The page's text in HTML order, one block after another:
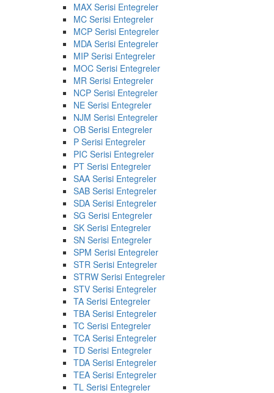
MAX Serisi Entegreler
MC Serisi Entegreler
MCP Serisi Entegreler
MDA Serisi Entegreler
MIP Serisi Entegreler
MOC Serisi Entegreler
MR Serisi Entegreler
NCP Serisi Entegreler
NE Serisi Entegreler
NJM Serisi Entegreler
OB Serisi Entegreler
P Serisi Entegreler
PIC Serisi Entegreler
PT Serisi Entegreler
SAA Serisi Entegreler
SAB Serisi Entegreler
SDA Serisi Entegreler
SG Serisi Entegreler
SK Serisi Entegreler
SN Serisi Entegreler
SPM Serisi Entegreler
STR Serisi Entegreler
STRW Serisi Entegreler
STV Serisi Entegreler
TA Serisi Entegreler
TBA Serisi Entegreler
TC Serisi Entegreler
TCA Serisi Entegreler
TD Serisi Entegreler
TDA Serisi Entegreler
TEA Serisi Entegreler
TL Serisi Entegreler